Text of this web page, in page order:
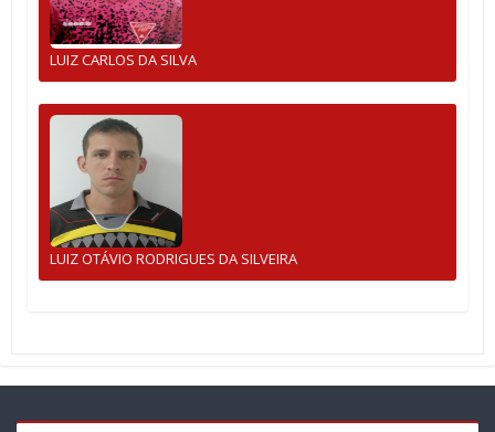
LUIZ CARLOS DA SILVA
LUIZ OTÁVIO RODRIGUES DA SILVEIRA